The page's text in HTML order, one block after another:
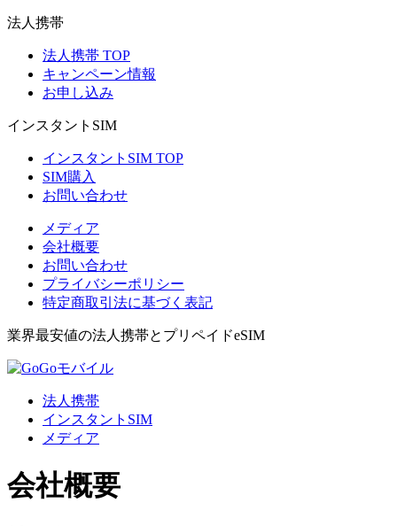
法人携帯
法人携帯 TOP
キャンペーン情報
お申し込み
インスタントSIM
インスタントSIM TOP
SIM購入
お問い合わせ
メディア
会社概要
お問い合わせ
プライバシーポリシー
特定商取引法に基づく表記
業界最安値の法人携帯とプリペイドeSIM
法人携帯
インスタントSIM
メディア
会社概要